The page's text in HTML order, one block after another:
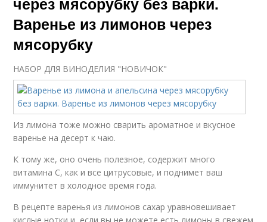
Варенье из лимонов через
мясорубку
НАБОР ДЛЯ ВИНОДЕЛИЯ "НОВИЧОК"
Из лимона тоже можно сварить ароматное и вкусное
варенье на десерт к чаю.
К тому же, оно очень полезное, содержит много
витамина С, как и все цитрусовые, и поднимет ваш
иммунитет в холодное время года.
В рецепте варенья из лимонов сахар уравновешивает